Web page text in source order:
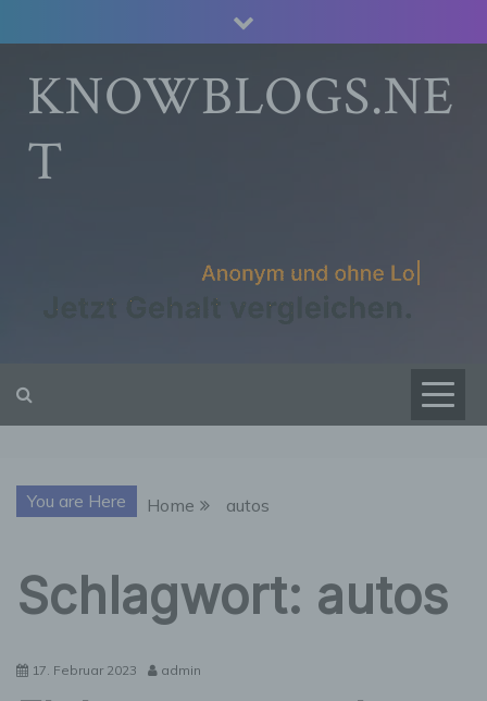
to
contentKNOWBLOGS.NE
T
You are Here Home autos
Schlagwort: autos
17. Februar 2023 admin